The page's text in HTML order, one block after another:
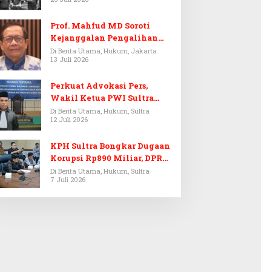
Prof. Mahfud MD Soroti
Kejanggalan Pengalihan
Penyelidikan Tersangka
Febrie Adriansyah
Di Berita Utama, Hukum, Jakarta
13 Juli 2026
Perkuat Advokasi Pers,
Wakil Ketua PWI Sultra
Resmi Dilantik Menjadi
Advokat PERADI
Di Berita Utama, Hukum, Sultra
12 Juli 2026
KPH Sultra Bongkar Dugaan
Korupsi Rp890 Miliar, DPRD
Sultra Gelar RDP
Di Berita Utama, Hukum, Sultra
7 Juli 2026